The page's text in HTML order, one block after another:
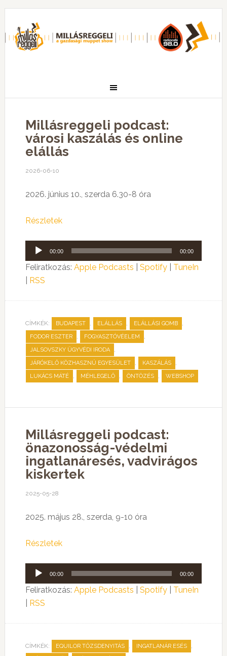
Millásreggeli podcast:
városi kaszálás és online
elállás
2026-06-10
2026. június 10., szerda 6.30-8 óra
Részletek
Audió
lejátszó
00:00 00:00
Feliratkozás: Apple Podcasts Spotify| TuneIn
RSS
CÍMKÉK: BUDAPEST , ELÁLLÁS , ELÁLLÁSI GOMB ,
FODOR ESZTER , FOGYASZTÓVÉELEM ,
JALSOVSZKY ÜGYVÉDI IRODA ,
JÁRÓKELŐ KÖZHASZNÚ EGYESÜLET , KASZÁLÁS ,
LUKÁCS MÁTÉ , MÉHLEGELŐ , ÖNTÖZÉS , WEBSHOP
Millásreggeli podcast:
önazonosság-védelmi
ingatlanáresés, vadvirágos
kiskertek
2025-05-28
2025. május 28., szerda, 9-10 óra
Részletek
Audió
lejátszó
00:00 00:00
Feliratkozás: Apple Podcasts Spotify| TuneIn
RSS
CÍMKÉK: EQUILOR TŐZSDENYITÁS , INGATLANÁR ESÉS ,